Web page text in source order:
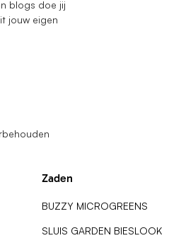
blogs doe jij
jouw eigen
Zaden
BUZZY MICROGREENS
SLUIS GARDEN BIESLOOK